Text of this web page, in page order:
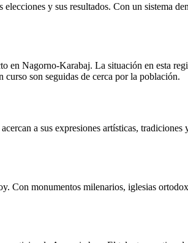
y sus resultados. Con un sistema
en Nagorno-Karabaj. La situación en esta
son seguidas de cerca por la población.
a sus expresiones artísticas,
Con monumentos milenarios, iglesias